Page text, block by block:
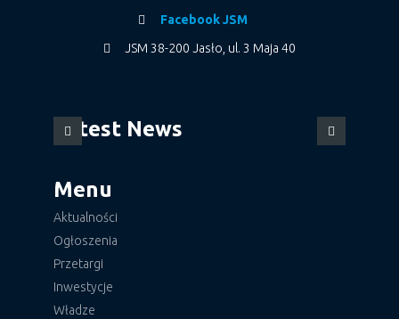
Facebook JSM
JSM 38-200 Jasło, ul. 3 Maja 40
Latest News
Menu
Aktualności
Ogłoszenia
Przetargi
Inwestycje
Władze